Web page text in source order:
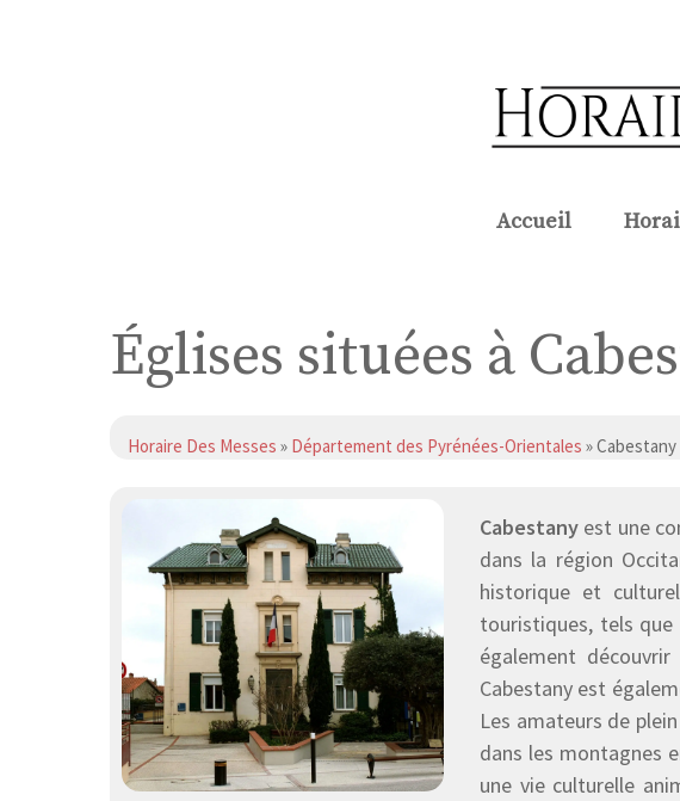
Accueil
Églises situées à
Horaire Des Messes » Département des Pyrénées-Orientales » Cabestany
Cabestany est une
dans la région
historique et
touristiques, tels que
également
Cabestany est
Les amateurs de
dans les montagnes
une vie culturelle